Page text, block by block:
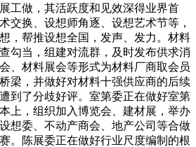
工做，其活跃度和见效深得业界首
交换、设想师角逐、设想艺术节等，
，帮推设想全国，发声、发力。材料
勾当，组建对流群，及时发布供求消
、材料展会等形式为材料厂商取会员
梁，并做好对材料十强供应商的后续
到了分歧好评。室第委正在做好室第
上，组织加入博览会、建材展，举办
想委、不动产商会、地产公司等合做
。陈展委正在做好行业尺度编制的根